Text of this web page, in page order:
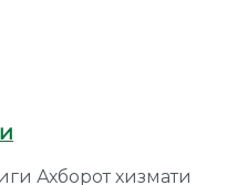
Ахборот хизмати